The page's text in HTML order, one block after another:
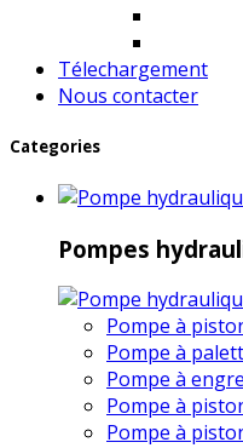
Télechargement
Nous contacter
Categories
Pompes
Pompe à
Pompe à
Pompe à
Pompe à
Pompe à